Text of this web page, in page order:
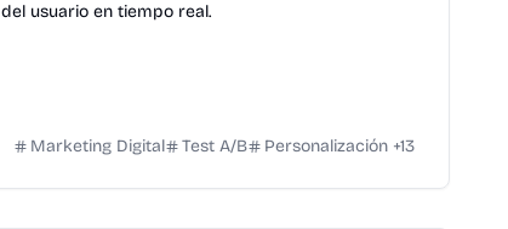
del usuario en tiempo real.
Marketing Digital Test A/B Personalización +13